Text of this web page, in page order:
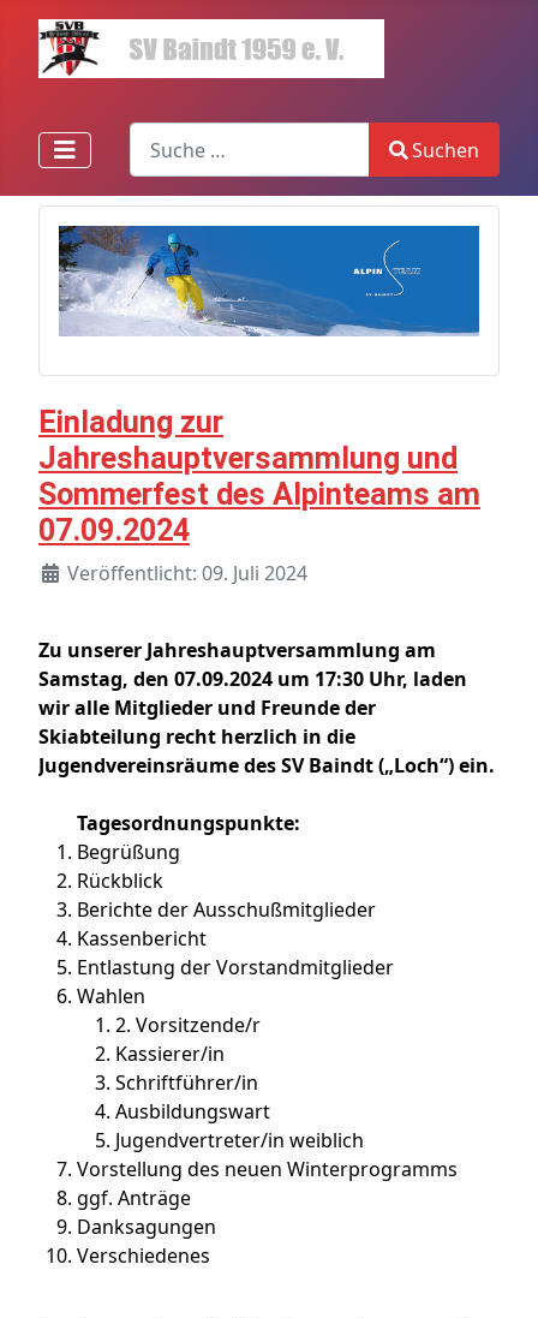
Search
Type 2 or more characters for results.
Suchen
Einladung zur
Jahreshauptversammlung und
Sommerfest des Alpinteams am
07.09.2024
Veröffentlicht: 09. Juli 2024
Zu unserer Jahreshauptversammlung am
Samstag, den 07.09.2024 um 17:30 Uhr, laden
wir alle Mitglieder und Freunde der
Skiabteilung recht herzlich in die
Jugendvereinsräume des SV Baindt („Loch“) ein.
Tagesordnungspunkte:
Begrüßung
Rückblick
Berichte der Ausschußmitglieder
Kassenbericht
Entlastung der Vorstandmitglieder
Wahlen
2. Vorsitzende/r
Kassierer/in
Schriftführer/in
Ausbildungswart
Jugendvertreter/in weiblich
Vorstellung des neuen Winterprogramms
ggf. Anträge
Danksagungen
Verschiedenes